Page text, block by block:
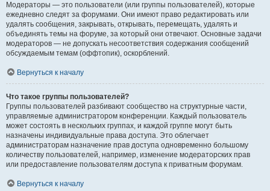
Модераторы — это пользователи (или группы пользователей), которые
ежедневно следят за форумами. Они имеют право редактировать или
удалять сообщения, закрывать, открывать, перемещать, удалять и
объединять темы на форуме, за который они отвечают. Основные задачи
модераторов — не допускать несоответствия содержания сообщений
обсуждаемым темам (оффтопик), оскорблений.
Вернуться к началу
Что такое группы пользователей?
Группы пользователей разбивают сообщество на структурные части,
управляемые администратором конференции. Каждый пользователь
может состоять в нескольких группах, и каждой группе могут быть
назначены индивидуальные права доступа. Это облегчает
администраторам назначение прав доступа одновременно большому
количеству пользователей, например, изменение модераторских прав
или предоставление пользователям доступа к приватным форумам.
Вернуться к началу